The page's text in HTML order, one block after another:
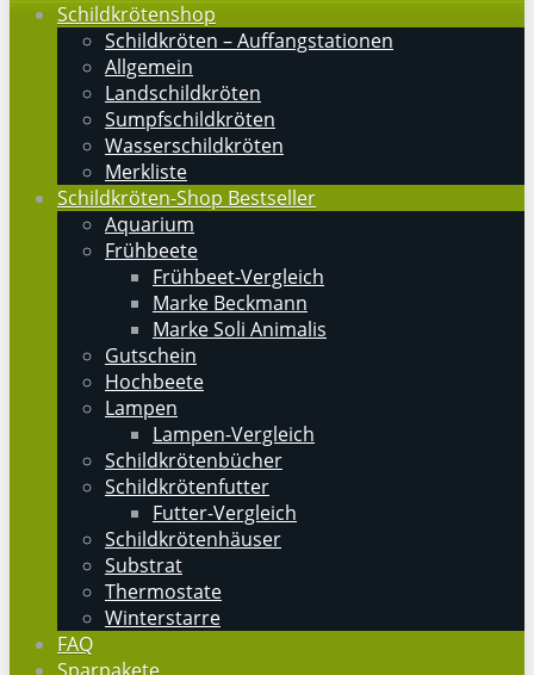
Schildkrötenshop
Schildkröten – Auffangstationen
Allgemein
Landschildkröten
Sumpfschildkröten
Wasserschildkröten
Merkliste
Schildkröten-Shop Bestseller
Aquarium
Frühbeete
Frühbeet-Vergleich
Marke Beckmann
Marke Soli Animalis
Gutschein
Hochbeete
Lampen
Lampen-Vergleich
Schildkrötenbücher
Schildkrötenfutter
Futter-Vergleich
Schildkrötenhäuser
Substrat
Thermostate
Winterstarre
FAQ